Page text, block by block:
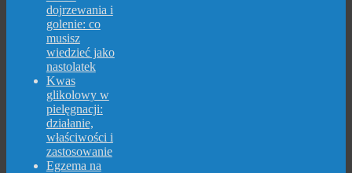
dojrzewania i
golenie: co
musisz
wiedzieć jako
nastolatek
Kwas
glikolowy w
pielęgnacji:
działanie,
właściwości i
zastosowanie
Egzema na